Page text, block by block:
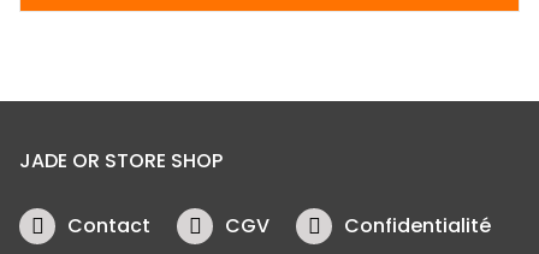
JADE OR STORE SHOP
Contact CGV
Confidentialité